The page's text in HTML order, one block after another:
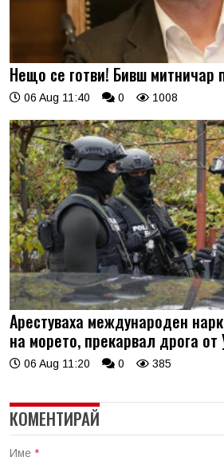
Нещо се готви! Бивш
06 Aug 11:40 0 1008
Арестуваха международен
на морето, прекарвал дрога
06 Aug 11:20 0 385
КОМЕНТИРАЙ
Име *